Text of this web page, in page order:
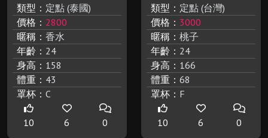
類型： 定點 (泰國)
價格： 2800
暱稱： 香水
年齡： 24
身高： 158
體重： 43
罩杯： C
10 6 0
類型： 定點 (台灣)
價格： 3000
暱稱： 桃子
年齡： 24
身高： 166
體重： 68
罩杯： F
10 6 0